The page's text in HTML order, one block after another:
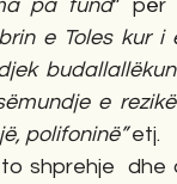
pa fund” për
e Toles kur i
e
polifoninë” etj.
shprehje